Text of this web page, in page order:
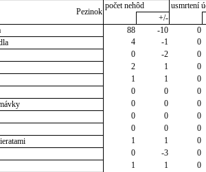
Pezinok
počet nehôd
usmrtení
+/-
88 -10
0
4 -1
0
0 -2
0
2 1
0
1 1
0
0 0
0
0 0
0
0 0
0
0 0
0
1 1
0
0 -3
0
1 1
0